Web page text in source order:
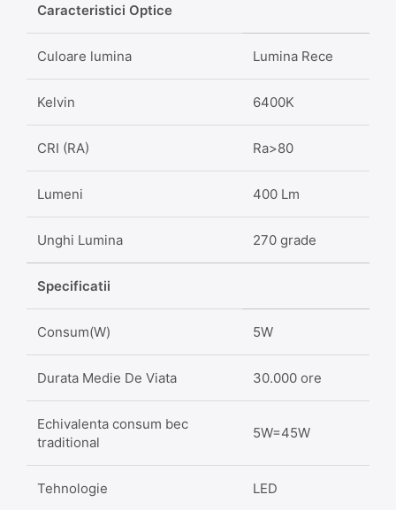
Caracteristici Optice
Culoare lumina Lumina Rece
Kelvin 6400K
CRI (RA) Ra>80
Lumeni 400 Lm
Unghi Lumina 270 grade
Specificatii
Consum(W) 5W
Durata Medie De Viata 30.000 ore
Echivalenta consum bec
traditional
5W=45W
Tehnologie LED